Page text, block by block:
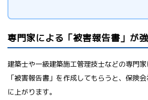
専門家による「被害報告書」が
建築士や一級建築施工管理技士などの専門家
「被害報告書」を作成してもらうと、保険
に上がります。